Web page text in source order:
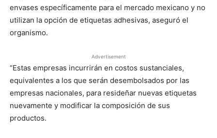
envases específicamente para el mercado mexicano y no
utilizan la opción de etiquetas adhesivas, aseguró el
organismo.
Advertisement
“Estas empresas incurrirán en costos sustanciales,
equivalentes a los que serán desembolsados por las
empresas nacionales, para resideñar nuevas etiquetas
nuevamente y modificar la composición de sus
productos.